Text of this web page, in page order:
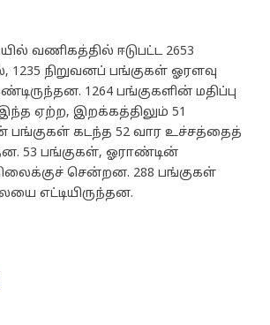
வணிகத்தில் ஈடுபட்ட 2653
1235 நிறுவனப் பங்குகள் ஓரளவு
1264 பங்குகளின் மதிப்பு
ஏற்ற, இறக்கத்திலும் 51
பங்குகள் கடந்த 52 வார உச்சத்தைத்
53 பங்குகள், ஓராண்டின்
சென்றன. 288 பங்குகள்
எட்டியிருந்தன.